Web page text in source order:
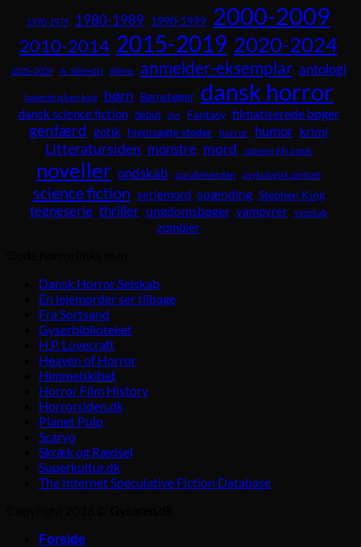
1970-1979 1980-1989 1990-1999 2000-2009
2010-2014 2015-2019 2020-2024
2025-2029 A. Silvestri Aliens anmelder-eksemplar antologi
baseret på en bog børn Børnebøger dansk horror
dansk science fiction debut dyr Fantasy filmatiserede bøger
genfærd gotik hjemsøgte steder horror humor krimi
Litteratursiden monstre mord naturen går amok
noveller ondskab parallelverden psykologisk portræt
science fiction seriemord spænding Stephen King
tegneserie thriller ungdomsbøger vampyrer venskab
zombier
Dansk Horror Selskab
En lejemorder ser tilbage
Fra Sortsand
Gyserbiblioteket
H.P. Lovecraft
Heaven of Horror
Himmelskibet
Horror Film History
Horrorsiden.dk
Planet Pulp
Scaryo
Skræk og Rædsel
Superkultur.dk
The Internet Speculative Fiction Database
Forside